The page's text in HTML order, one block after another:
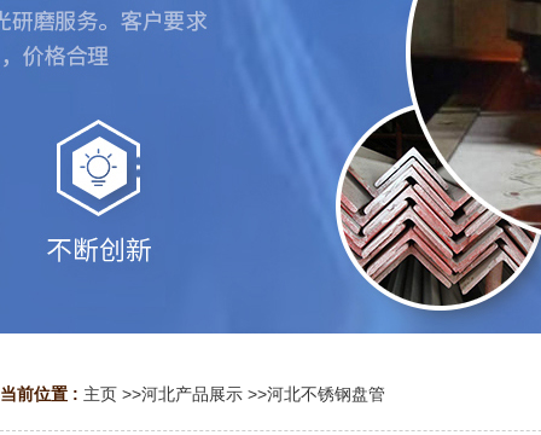
当前位置 : 主页 >>河北产品展示 >>河北不锈钢盘管